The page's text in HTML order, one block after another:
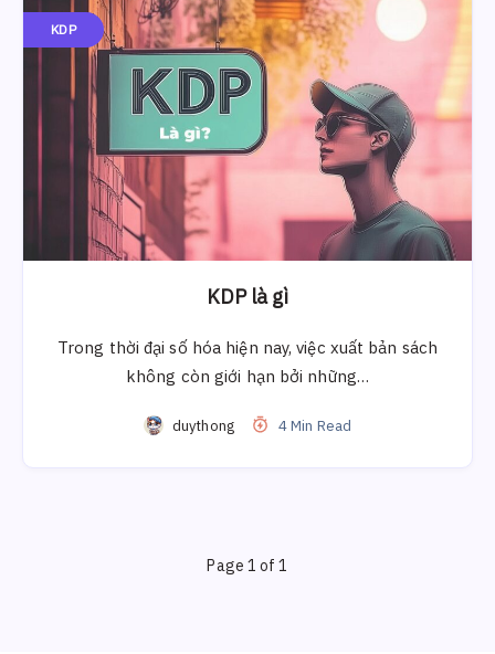
KDP
KDP là gì
Trong thời đại số hóa hiện nay, việc xuất bản sách
không còn giới hạn bởi những…
duythong 4 Min Read
Page 1 of 1